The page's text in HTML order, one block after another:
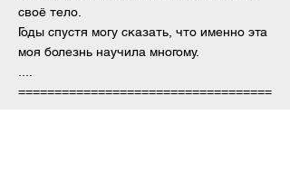
своё тело.
Годы спустя могу сказать, что именно эта
моя болезнь научила многому.
===================================